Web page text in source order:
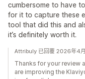
cumbersome to have
for it to capture these
tool that did this and
it’s definitely worth it.
Attribuly 已回覆 2026年4
Thanks for your review
are improving the